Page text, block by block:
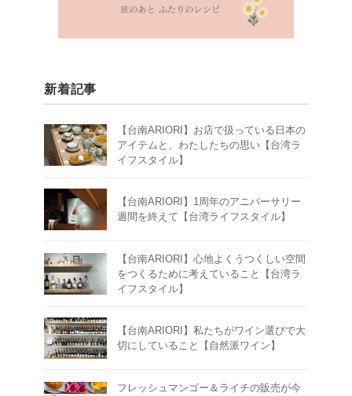
新着記事
【台南ARIORI】お店で扱っている日本の
アイテムと、わたしたちの思い【台湾ラ
イフスタイル】
【台南ARIORI】1周年のアニバーサリー
週間を終えて【台湾ライフスタイル】
【台南ARIORI】心地よくうつくしい空間
をつくるために考えていること【台湾ラ
イフスタイル】
【台南ARIORI】私たちがワイン選びで大
切にしていること【自然派ワイン】
フレッシュマンゴー＆ライチの販売が今